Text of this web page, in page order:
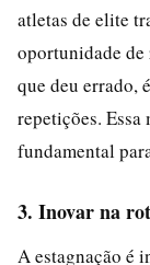
atletas de elite
oportunidade
que deu errado,
repetições.
fundamental
3. Inovar na
A estagnação é